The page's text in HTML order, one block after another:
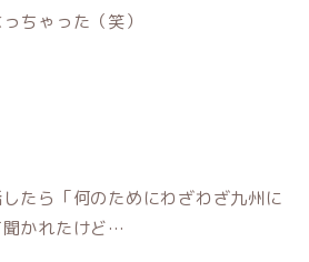
ちゃった（笑）
たら「何のためにわざわざ九州に
かれたけど…